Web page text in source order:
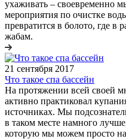
ухаживать – своевременно
мероприятия по очистке
превратится в болото, где в
жабам.
21 сентября 2017
Что такое спа бассейн
На протяжении всей своей
активно практиковал
источниках. Мы
в таком месте намного
которую мы можем просто